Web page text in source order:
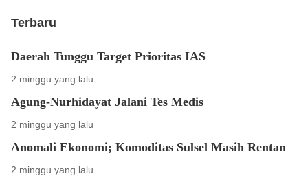
Terbaru
Daerah Tunggu Target Prioritas IAS
2 minggu yang lalu
Agung-Nurhidayat Jalani Tes Medis
2 minggu yang lalu
Anomali Ekonomi; Komoditas Sulsel Masih Rentan
2 minggu yang lalu